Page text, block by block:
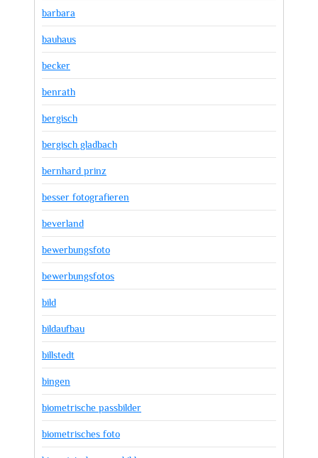
barbara
bauhaus
becker
benrath
bergisch
bergisch gladbach
bernhard prinz
besser fotografieren
beverland
bewerbungsfoto
bewerbungsfotos
bild
bildaufbau
billstedt
bingen
biometrische passbilder
biometrisches foto